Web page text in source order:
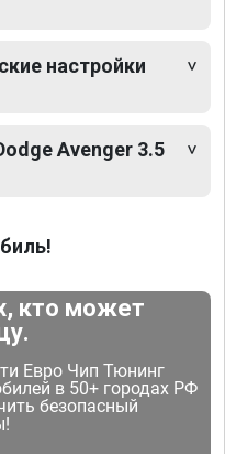
настройки
Avenger 3.5
кто может
Евро Чип Тюнинг
в 50+ городах РФ
безопасный